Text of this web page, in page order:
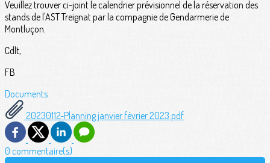
Veuillez trouver ci-joint le calendrier prévisionnel de la réservation des
stands de l'AST Treignat par la compagnie de Gendarmerie de
Montluçon.
Cdlt,
FB
Documents
20230112-Planning janvier février 2023.pdf
0 commentaire(s)